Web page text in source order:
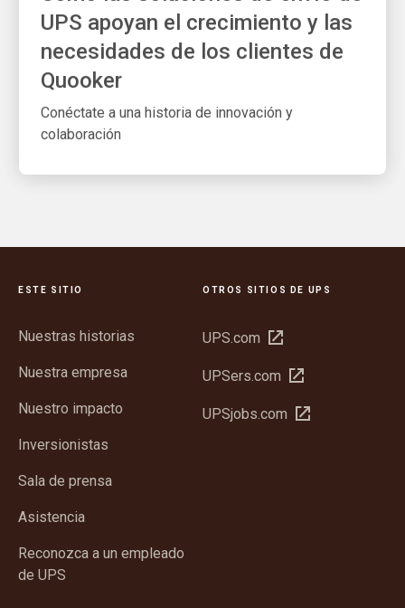
UPS apoyan el crecimiento y las
necesidades de los clientes de
Quooker
Conéctate a una historia de innovación y
colaboración
ESTE SITIO
Nuestras historias
Nuestra empresa
Nuestro impacto
Inversionistas
Sala de prensa
Asistencia
Reconozca a un empleado
de UPS
OTROS SITIOS DE UPS
UPS.com Abrir
una
nueva
UPSers.com Abrir
una
UPSjobs.com Abrir